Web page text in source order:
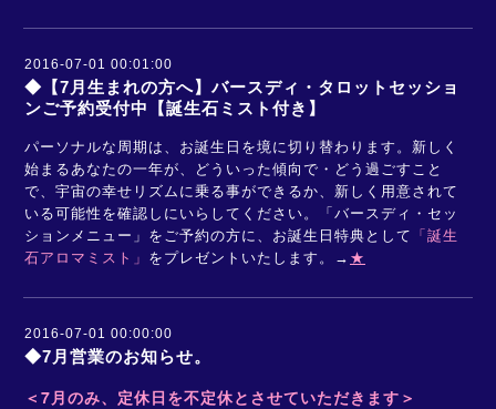
2016-07-01 00:01:00
◆【7月生まれの方へ】バースディ・タロットセッショ
ンご予約受付中【誕生石ミスト付き】
パーソナルな周期は、お誕生日を境に切り替わります。新しく
始まるあなたの一年が、どういった傾向で・どう過ごすこと
で、宇宙の幸せリズムに乗る事ができるか、新しく用意されて
いる可能性を確認しにいらしてください。「バースディ・セッ
ションメニュー」をご予約の方に、お誕生日特典として 「誕生
石アロマミスト」 をプレゼントいたします。→ ★
2016-07-01 00:00:00
◆7月営業のお知らせ。
＜7月のみ、定休日を不定休とさせていただきます＞